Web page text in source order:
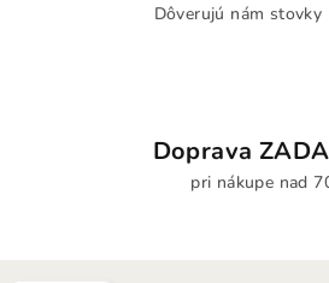
Dôverujú nám stovky
Doprava
pri nákupe nad